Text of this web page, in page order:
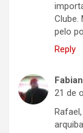
Clube.
pelo
Reply
21 de